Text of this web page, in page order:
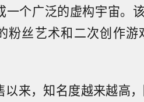
一个广泛的虚构宇宙。
粉丝艺术和二次创作
以来，知名度越来越高